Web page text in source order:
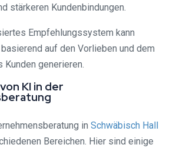
stärkeren Kundenbindungen.
Empfehlungssystem kann
auf den Vorlieben und dem
Kunden generieren.
KI in der
in Schwäbisch Hall
Bereichen. Hier sind einige